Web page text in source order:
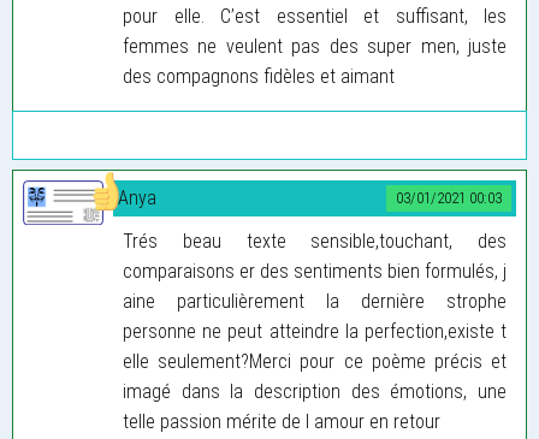
pour elle. C’est essentiel et suffisant, les
femmes ne veulent pas des super men, juste
des compagnons fidèles et aimant
03/01/2021 00:03
Anya
Trés beau texte sensible,touchant, des
comparaisons er des sentiments bien formulés, j
aine particulièrement la dernière strophe
personne ne peut atteindre la perfection,existe t
elle seulement?Merci pour ce poème précis et
imagé dans la description des émotions, une
telle passion mérite de l amour en retour